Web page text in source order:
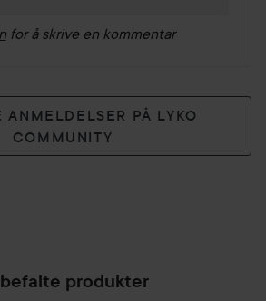
for å skrive en kommentar
ANMELDELSER PÅ LYKO
COMMUNITY
produkter